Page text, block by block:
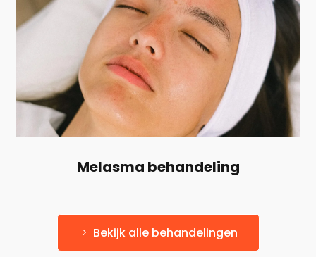
Melasma behandeling
Bekijk alle behandelingen